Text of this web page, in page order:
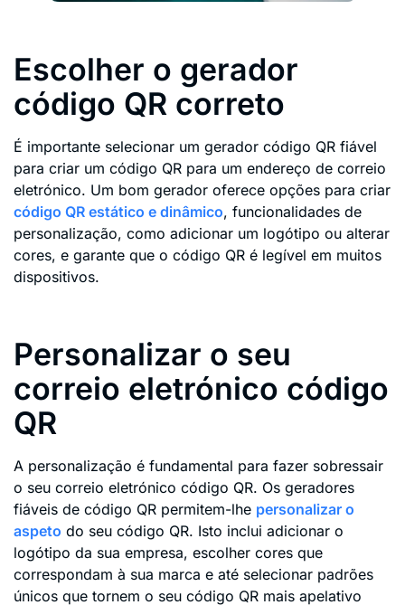
Escolher o gerador
código QR correto
É importante selecionar um gerador código QR fiável
para criar um código QR para um endereço de correio
eletrónico. Um bom gerador oferece opções para criar
código QR estático e dinâmico, funcionalidades de
personalização, como adicionar um logótipo ou alterar
cores, e garante que o código QR é legível em muitos
dispositivos.
Personalizar o seu
correio eletrónico código
QR
A personalização é fundamental para fazer sobressair
o seu correio eletrónico código QR. Os geradores
fiáveis de código QR permitem-lhe personalizar o
aspeto do seu código QR. Isto inclui adicionar o
logótipo da sua empresa, escolher cores que
correspondam à sua marca e até selecionar padrões
únicos que tornem o seu código QR mais apelativo